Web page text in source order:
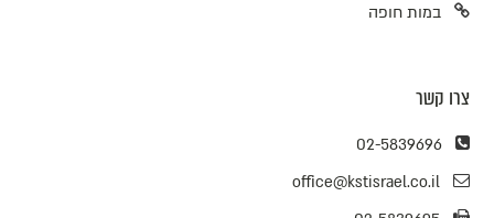
במות חופה
צרו קשר
02-5839696
office@kstisrael.co.il